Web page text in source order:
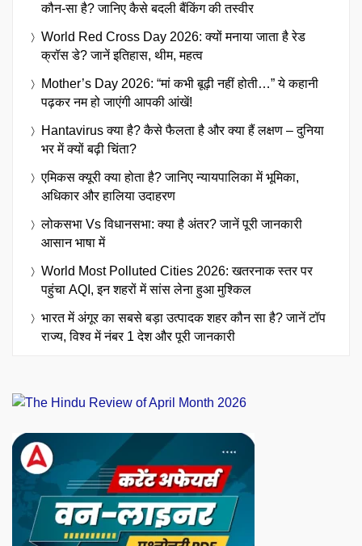
कौन-सा है? जानिए कैसे बदली बैंकिंग की तस्वीर
World Red Cross Day 2026: क्यों मनाया जाता है रेड
क्रॉस डे? जानें इतिहास, थीम, महत्व
Mother’s Day 2026: “मां कभी बूढ़ी नहीं होती…” ये कहानी
पढ़कर नम हो जाएंगी आपकी आंखें!
Hantavirus क्या है? कैसे फैलता है और क्या हैं लक्षण – दुनिया
भर में क्यों बढ़ी चिंता?
एमिकस क्यूरी क्या होता है? जानिए न्यायपालिका में भूमिका,
अधिकार और हालिया उदाहरण
लोकसभा Vs विधानसभा: क्या है अंतर? जानें पूरी जानकारी
आसान भाषा में
World Most Polluted Cities 2026: खतरनाक स्तर पर
पहुंचा AQI, इन शहरों में सांस लेना हुआ मुश्किल
भारत में अंगूर का सबसे बड़ा उत्पादक शहर कौन सा है? जानें टॉप
राज्य, विश्व में नंबर 1 देश और पूरी जानकारी